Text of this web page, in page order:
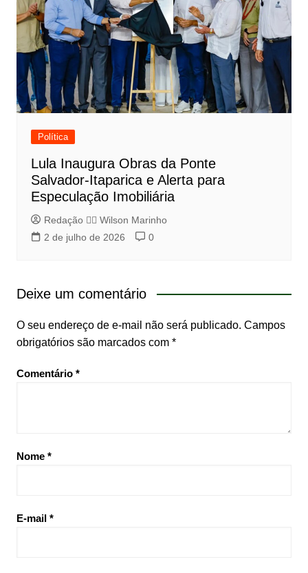
Política
Lula Inaugura Obras da Ponte
Salvador-Itaparica e Alerta para
Especulação Imobiliária
Redação 👨‍⚖️​ Wilson Marinho
2 de julho de 2026
0
Deixe um comentário
O seu endereço de e-mail não será publicado. Campos
obrigatórios são marcados com *
Comentário *
Nome *
E-mail *